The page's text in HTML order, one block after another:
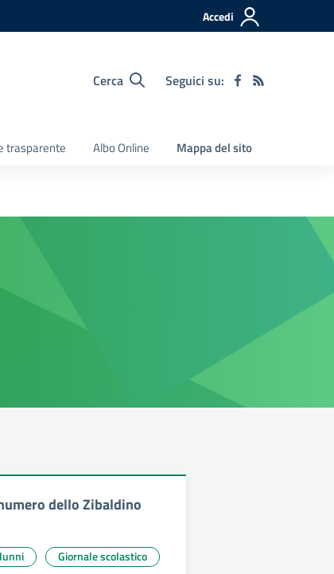
Accedi
Cerca Seguici su:
trasparente Albo Online Mappa del sito
dello Zibaldino
Giornale scolastico